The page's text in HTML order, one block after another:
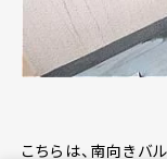
こちらは、南向きバ